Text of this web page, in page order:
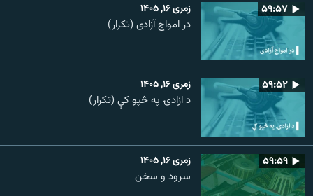
۵۹:۵۷ زمری ۱۶, ۱۴۰۵
در امواج آزادی (تکرار)
۵۹:۵۲ زمری ۱۶, ۱۴۰۵
د ازادۍ په څپو کې (تکرار)
۵۹:۵۹ زمری ۱۶, ۱۴۰۵
سرود و سخن